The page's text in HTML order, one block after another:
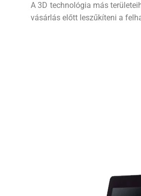
A 3D technológia más
vásárlás előtt leszűkíteni a